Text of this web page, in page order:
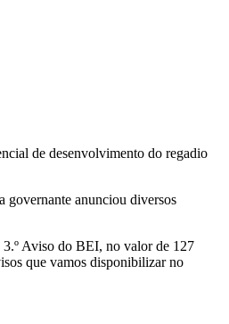
de desenvolvimento do regadio
governante anunciou diversos
3.º Aviso do BEI, no valor de 127
que vamos disponibilizar no